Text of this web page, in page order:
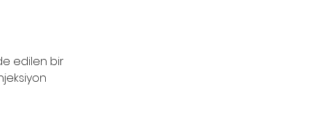
edilen bir